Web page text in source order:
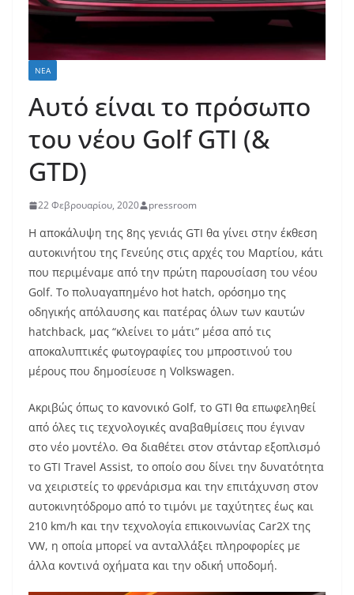
ΝΈΑ
Αυτό είναι το πρόσωπο
του νέου Golf GTI (&
GTD)
22 Φεβρουαρίου, 2020 pressroom
Η αποκάλυψη της 8ης γενιάς GTI θα γίνει στην έκθεση
αυτοκινήτου της Γενεύης στις αρχές του Μαρτίου, κάτι
που περιμέναμε από την πρώτη παρουσίαση του νέου
Golf. Το πολυαγαπημένο hot hatch, ορόσημο της
οδηγικής απόλαυσης και πατέρας όλων των καυτών
hatchback, μας “κλείνει το μάτι” μέσα από τις
αποκαλυπτικές φωτογραφίες του μπροστινού του
μέρους που δημοσίευσε η Volkswagen.
Ακριβώς όπως το κανονικό Golf, το GTI θα επωφεληθεί
από όλες τις τεχνολογικές αναβαθμίσεις που έγιναν
στο νέο μοντέλο. Θα διαθέτει στον στάνταρ εξοπλισμό
το GTI Travel Assist, το οποίο σου δίνει την δυνατότητα
να χειριστείς το φρενάρισμα και την επιτάχυνση στον
αυτοκινητόδρομο από το τιμόνι με ταχύτητες έως και
210 km/h και την τεχνολογία επικοινωνίας Car2X της
VW, η οποία μπορεί να ανταλλάξει πληροφορίες με
άλλα κοντινά οχήματα και την οδική υποδομή.